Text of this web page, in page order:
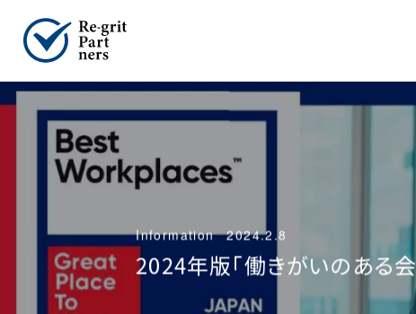
Information 2024.2.8
2024年版「働きがいのある